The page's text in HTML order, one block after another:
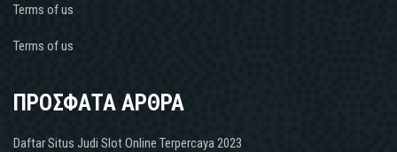
Terms of us
Terms of us
ΠΡΟΣΦΑΤΑ ΑΡΘΡΑ
Daftar Situs Judi Slot Online Terpercaya 2023